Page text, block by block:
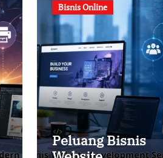
Bisnis Online
Peluang Bisnis